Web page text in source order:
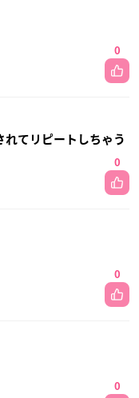
0
てリピートしちゃう
0
0
0